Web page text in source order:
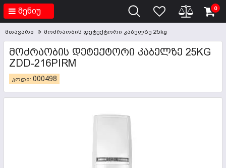
მენიუ 0
მთავარი მოძრაობის დეტექტორი კაბელზე 25kg
ᲛᲝᲫᲠᲐᲝᲑᲘᲡ ᲓᲔᲢᲔᲥᲢᲝᲠᲘ ᲙᲐᲑᲔᲚᲖᲔ 25KG
ZDD-216PIRM
კოდი: 000498